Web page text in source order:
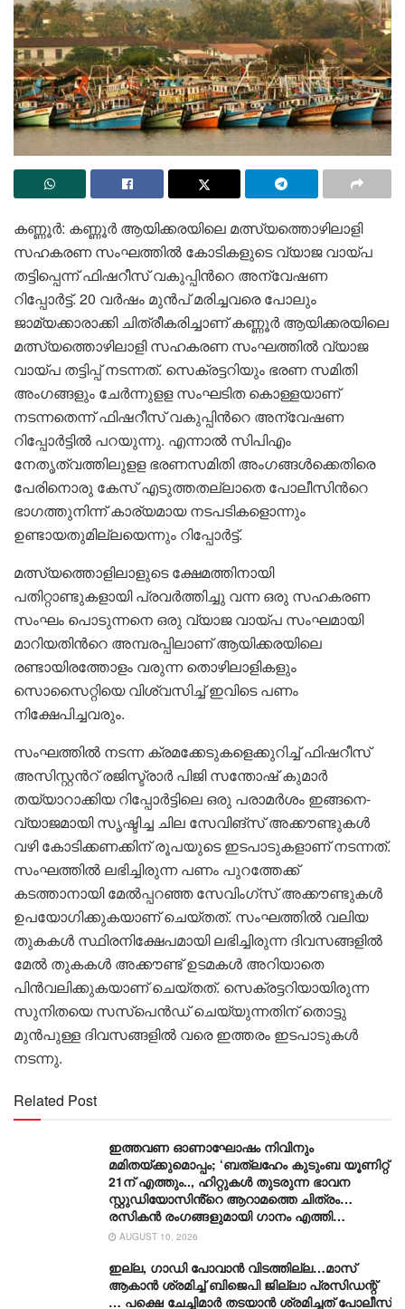
കണ്ണൂർ: കണ്ണൂർ ആയിക്കരയിലെ മത്സ്യത്തൊഴിലാളി
സഹകരണ സംഘത്തിൽ കോടികളുടെ വ്യാജ വായ്പ
തട്ടിപ്പെന്ന് ഫിഷറീസ് വകുപ്പിൻറെ അന്വേഷണ
റിപ്പോർട്ട്. 20 വർഷം മുൻപ് മരിച്ചവരെ പോലും
ജാമ്യക്കാരാക്കി ചിത്രീകരിച്ചാണ് കണ്ണൂർ ആയിക്കരയിലെ
മത്സ്യത്തൊഴിലാളി സഹകരണ സംഘത്തിൽ വ്യാജ
വായ്പ തട്ടിപ്പ് നടന്നത്. സെക്രട്ടറിയും ഭരണ സമിതി
അംഗങ്ങളും ചേർന്നുളള സംഘടിത കൊള്ളയാണ്
നടന്നതെന്ന് ഫിഷറീസ് വകുപ്പിൻറെ അന്വേഷണ
റിപ്പോർട്ടിൽ പറയുന്നു. എന്നാൽ സിപിഎം
നേതൃത്വത്തിലുളള ഭരണസമിതി അംഗങ്ങൾക്കെതിരെ
പേരിനൊരു കേസ് എടുത്തതല്ലാതെ പോലീസിൻറെ
ഭാഗത്തുനിന്ന് കാര്യമായ നടപടികളൊന്നും
ഉണ്ടായതുമില്ലയെന്നും റിപ്പോർട്ട്.
മത്സ്യത്തൊളിലാളുടെ ക്ഷേമത്തിനായി
പതിറ്റാണ്ടുകളായി പ്രവർത്തിച്ചു വന്ന ഒരു സഹകരണ
സംഘം പൊടുന്നനെ ഒരു വ്യാജ വായ്പ സംഘമായി
മാറിയതിൻറെ അമ്പരപ്പിലാണ് ആയിക്കരയിലെ
രണ്ടായിരത്തോളം വരുന്ന തൊഴിലാളികളും
സൊസൈറ്റിയെ വിശ്വസിച്ച് ഇവിടെ പണം
നിക്ഷേപിച്ചവരും.
സംഘത്തിൽ നടന്ന ക്രമക്കേടുകളെക്കുറിച്ച് ഫിഷറീസ്
അസിസ്റ്റൻറ് രജിസ്ട്രാർ പിജി സന്തോഷ് കുമാർ
തയ്യാറാക്കിയ റിപ്പോർട്ടിലെ ഒരു പരാമർശം ഇങ്ങനെ-
വ്യാജമായി സൃഷ്ടിച്ച ചില സേവിങ്സ് അക്കൗണ്ടുകൾ
വഴി കോടിക്കണക്കിന് രൂപയുടെ ഇടപാടുകളാണ് നടന്നത്.
സംഘത്തിൽ ലഭിച്ചിരുന്ന പണം പുറത്തേക്ക്
കടത്താനായി മേൽപ്പറഞ്ഞ സേവിംഗ്സ് അക്കൗണ്ടുകൾ
ഉപയോഗിക്കുകയാണ് ചെയ്തത്. സംഘത്തിൽ വലിയ
തുകകൾ സ്ഥിരനിക്ഷേപമായി ലഭിച്ചിരുന്ന ദിവസങ്ങളിൽ
മേൽ തുകകൾ അക്കൗണ്ട് ഉടമകൾ അറിയാതെ
പിൻവലിക്കുകയാണ് ചെയ്തത്. സെക്രട്ടറിയായിരുന്ന
സുനിതയെ സസ്പെൻഡ് ചെയ്യുന്നതിന് തൊട്ടു
മുൻപുള്ള ദിവസങ്ങളിൽ വരെ ഇത്തരം ഇടപാടുകൾ
നടന്നു.
Related Post
ഇത്തവണ ഓണാഘോഷം നിവിനും
മമിതയ്ക്കുമൊപ്പം; ‘ബത്‍ലഹേം കുടുംബ യൂണിറ്റ്
21ന് എത്തും.., ഹിറ്റുകൾ തുടരുന്ന ഭാവന
സ്റ്റുഡിയോസിൻ്റെ ആറാമത്തെ ചിത്രം…
രസികൻ രംഗങ്ങളുമായി ഗാനം എത്തി…
AUGUST 10, 2026
ഇല്ല, ​ഗാഡി പോവാൻ വിടത്തില്ല…മാസ്
ആകാൻ ശ്രമിച്ച് ബിജെപി ജില്ലാ പ്രസിഡന്റ്
… പക്ഷെ ചേച്ചിമാർ തടയാൻ ശ്രമിച്ചത് പോലീസ്